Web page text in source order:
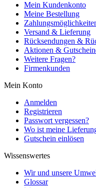
Mein Kundenkonto
Meine Bestellung
Versand & Lieferung
Rücksendungen &
Aktionen &
Weitere Fragen?
Firmenkunden
Mein Konto
Anmelden
Registrieren
Passwort vergessen?
Wo ist meine
Gutschein einlösen
Wissenswertes
Wir und unsere
Glossar